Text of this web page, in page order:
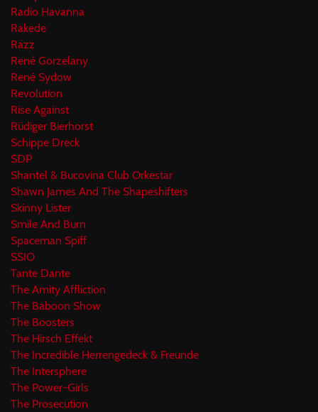
Radio Havanna
Rakede
Razz
René Gorzelany
René Sydow
Revolution
Rise Against
Rüdiger Bierhorst
Schippe Dreck
SDP
Shantel & Bucovina Club Orkestar
Shawn James And The Shapeshifters
Skinny Lister
Smile And Burn
Spaceman Spiff
SSIO
Tante Dante
The Amity Affliction
The Baboon Show
The Boosters
The Hirsch Effekt
The Incredible Herrengedeck & Freunde
The Intersphere
The Power-Girls
The Prosecution